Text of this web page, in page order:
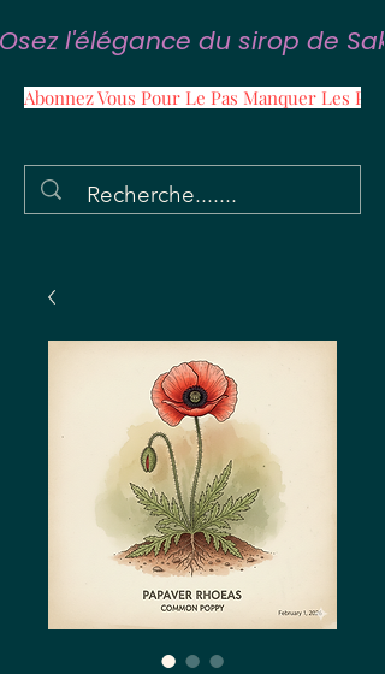
Osez l'élégance du sirop de
Abonnez Vous Pour Le Pas Manquer Les